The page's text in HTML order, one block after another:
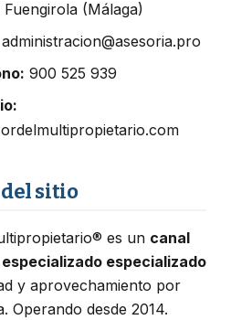
(Málaga)
administracion@asesoria.pro
900 525 939
sitio
es un canal
especializado
y aprovechamiento por
Operando desde 2014.